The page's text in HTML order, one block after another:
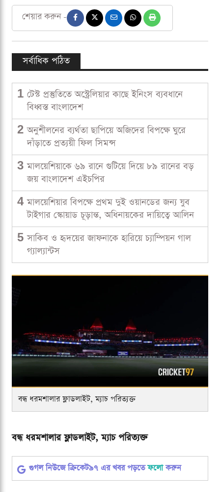
শেয়ার করুন -
সর্বাধিক পঠিত
1 টেস্ট প্রস্তুতিতে অস্ট্রেলিয়ার কাছে ইনিংস ব্যবধানে
বিধ্বস্ত বাংলাদেশ
2 অনুশীলনের ব্যর্থতা ছাপিয়ে অজিদের বিপক্ষে ঘুরে
দাঁড়াতে প্রত্যয়ী ফিল সিমন্স
3 মালয়েশিয়াকে ৬৯ রানে গুটিয়ে দিয়ে ৮৯ রানের বড়
জয় বাংলাদেশ এইচপির
4 মালয়েশিয়ার বিপক্ষে প্রথম দুই ওয়ানডের জন্য যুব
টাইগার স্কোয়াড চূড়ান্ত, অধিনায়কের দায়িত্বে আলিন
5 সাকিব ও হৃদয়ের জাফনাকে হারিয়ে চ্যাম্পিয়ন গাল
গ্যাল্যান্টস
বন্ধ ধরমশালার ফ্লাডলাইট, ম্যাচ পরিত্যক্ত
বন্ধ ধরমশালার ফ্লাডলাইট, ম্যাচ পরিত্যক্ত
গুগল নিউজে ক্রিকেট৯৭ এর খবর পড়তেফলোকরুন